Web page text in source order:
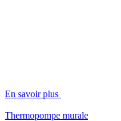
En savoir plus
Thermopompe murale